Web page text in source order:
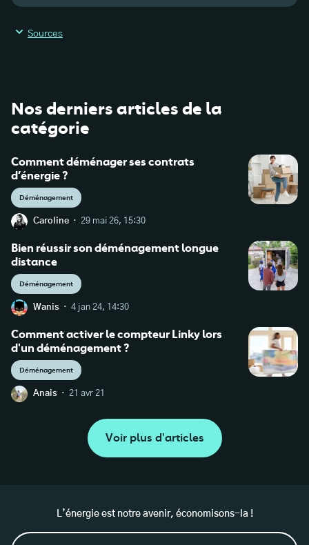
Sources
Nos derniers articles de la
catégorie
Comment déménager ses contrats
d’énergie ?
Déménagement
Caroline · 29 mai 26, 15:30
Bien réussir son déménagement longue
distance
Déménagement
Wanis · 4 jan 24, 14:30
Comment activer le compteur Linky lors
d'un déménagement ?
Déménagement
Anais · 21 avr 21
Voir plus d'articles
L’énergie est notre avenir, économisons-la !